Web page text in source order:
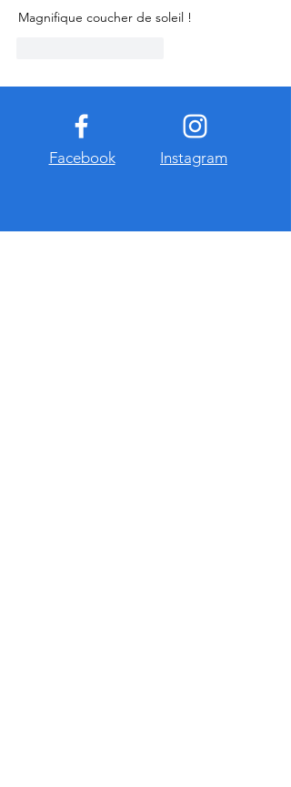
Magnifique coucher de soleil !
Facebook Instagram